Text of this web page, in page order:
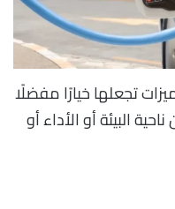
تجعلها خيارًا مفضلًا
البيئة أو الأداء أو